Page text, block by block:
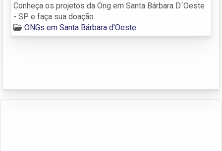
Conheça os projetos da Ong em Santa Bárbara D´Oeste
- SP e faça sua doação.
ONGs em Santa Bárbara d'Oeste